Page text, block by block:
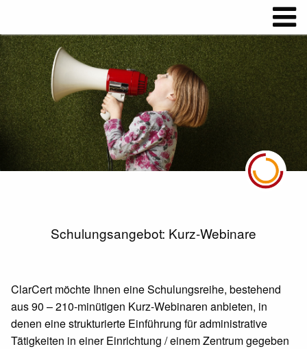
Schulungsangebot: Kurz-Webinare
ClarCert möchte Ihnen eine Schulungsreihe, bestehend
aus 90 – 210-minütigen Kurz-Webinaren anbieten, in
denen eine strukturierte Einführung für administrative
Tätigkeiten in einer Einrichtung / einem Zentrum gegeben